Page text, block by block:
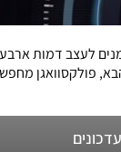
לעצב דמות
פולקסוואגן